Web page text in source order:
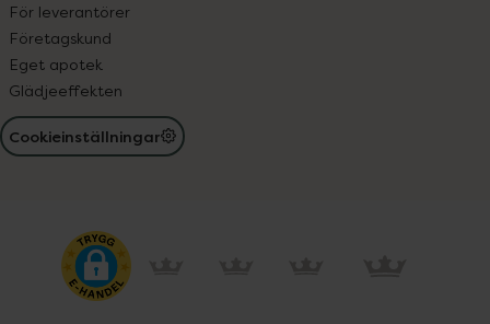
För leverantörer
Företagskund
Eget apotek
Glädjeeffekten
Cookieinställningar